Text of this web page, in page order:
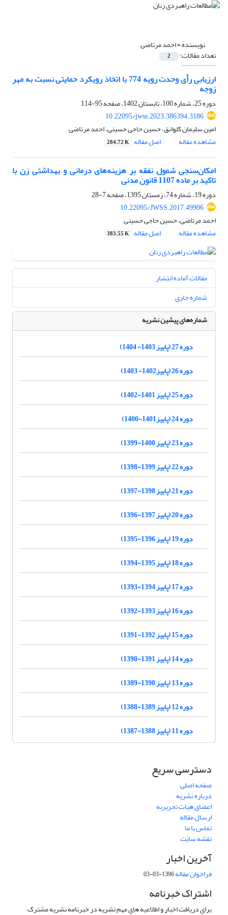
نویسنده =احمد مرتاضی
تعداد مقالات: 2
ارزیابی رأی وحدت رویه 774 با اتخاذ رویکرد حمایتی نسبت به مهر
زوجه
دوره 25، شماره 100، تابستان 1402، صفحه
95-114
10.22095/jwss.2023.386394.3186
امین سلیمان کلوانق، حسین حاجی حسینی، احمد مرتاضی
مشاهده مقاله
اصل مقاله 284.72 K
امکان‌سنجی شمول نفقه بر هزینه‌های درمانی و بهداشتی زن با
تاکید بر ماده 1107 قانون مدنی
دوره 19، شماره 74، زمستان 1395، صفحه
7-28
10.22095/JWSS.2017.49906
احمد مرتاضی، حسین حاجی حسینی
مشاهده مقاله
اصل مقاله 383.55 K
مقالات آماده انتشار
شماره جاری
شماره‌های پیشین نشریه
دوره 27 (پاییز 1403- 1404)
دوره 26 (پاییز1402- 1403)
دوره 25 (پاییز 1401-1402)
دوره 24 (پاییز1401-1400)
دوره 23 (پاییز 1400-1399)
دوره 22 (پاییز 1399-1398)
دوره 21 (پاییز 1398-1397)
دوره 20 (پاییز 1397-1396)
دوره 19 (پاییز 1396-1395)
دوره 18 (پاییز 1395-1394)
دوره 17 (پاییز 1394-1393)
دوره 16 (پاییز 1393-1392)
دوره 15 (پاییز 1392-1391)
دوره 14 (پاییز 1391-1390)
دوره 13 (پاییز 1390-1389)
دوره 12 (پاییز 1389-1388)
دوره 11 (پاییز 1388-1387)
دسترسی سریع
صفحه اصلی
درباره نشریه
اعضای هیات تحریریه
ارسال مقاله
تماس با ما
نقشه سایت
آخرین اخبار
فراخوان مقاله1396-03-03
اشتراک خبرنامه
برای دریافت اخبار و اطلاعیه های مهم نشریه در خبرنامه نشریه مشترک